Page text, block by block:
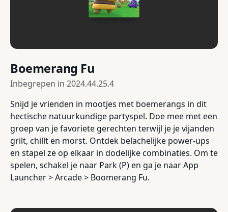
Boemerang Fu
Inbegrepen in 2024.44.25.4
Snijd je vrienden in mootjes met boemerangs in dit
hectische natuurkundige partyspel. Doe mee met een
groep van je favoriete gerechten terwijl je je vijanden
grilt, chillt en morst. Ontdek belachelijke power-ups
en stapel ze op elkaar in dodelijke combinaties. Om te
spelen, schakel je naar Park (P) en ga je naar App
Launcher > Arcade > Boomerang Fu.